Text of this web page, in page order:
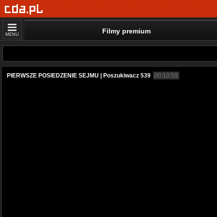
MENU Filmy premium
PIERWSZE POSIEDZENIE SEJMU | Poszukiwacz 539 00:10:59